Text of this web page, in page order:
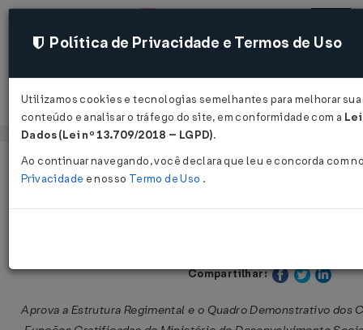
Acessar
Página Inicial Legislações Legislação Federal
Decreto nº 5.550 de 22/09/2005
Compartilhar:
Aprova a Estrutura Regimental e o Quadro Demonstrativo dos
Política de Privacidade e Termos de Uso
Utilizamos cookies e tecnologias semelhantes para melhorar
conteúdo e analisar o tráfego do site, em conformidade com a
Dados (Lei nº 13.709/2018 – LGPD).
Ao continuar navegando, você declara que leu e concorda com
Privacidade e nosso Termo de Uso .